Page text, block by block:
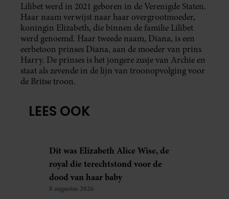
Lilibet werd in 2021 geboren in de Verenigde Staten.
Haar naam verwijst naar haar overgrootmoeder,
koningin Elizabeth, die binnen de familie Lilibet
werd genoemd. Haar tweede naam, Diana, is een
eerbetoon prinses Diana, aan de moeder van prins
Harry. De prinses is het jongere zusje van Archie en
staat als zevende in de lijn van troonopvolging voor
de Britse troon.
LEES OOK
Dit was Elizabeth Alice Wise, de
royal die terechtstond voor de
dood van haar baby
8 augustus 2026